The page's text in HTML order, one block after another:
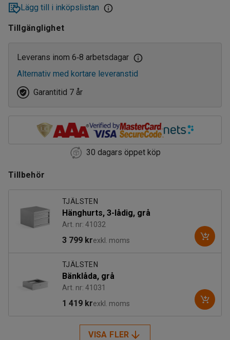
2000
Lägg till i inköpslistan
Tillgänglighet
Leverans inom 6‑8 arbetsdagar
Alternativ med kortare leveranstid
Garantitid 7 år
30 dagars öppet köp
Tillbehör
TJÄLSTEN
Hänghurts, 3-lådig, grå
Art. nr: 41032
3 799 krexkl. moms
TJÄLSTEN
Bänklåda, grå
Art. nr: 41031
1 419 krexkl. moms
VISA FLER